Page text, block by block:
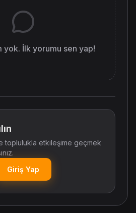
yok. İlk yorumu sen yap!
toplulukla etkileşime geçmek
Giriş Yap